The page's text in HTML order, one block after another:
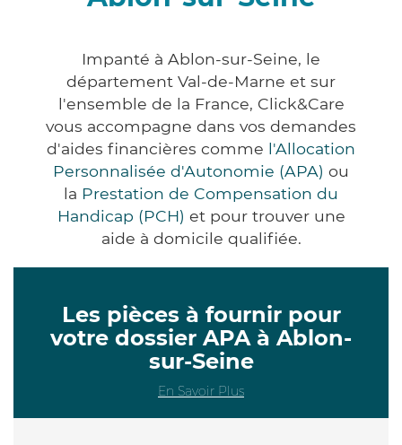
Impanté à Ablon-sur-Seine, le
département Val-de-Marne et sur
l'ensemble de la France, Click&Care
vous accompagne dans vos demandes
d'aides financières comme l'Allocation
Personnalisée d'Autonomie (APA) ou
la Prestation de Compensation du
Handicap (PCH) et pour trouver une
aide à domicile qualifiée.
Les pièces à fournir pour
votre dossier APA à Ablon-
sur-Seine
En Savoir Plus